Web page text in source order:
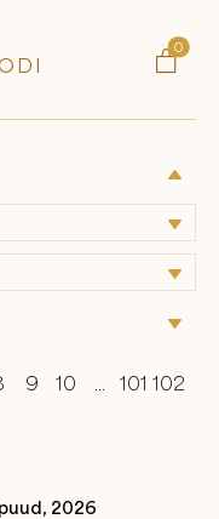
0

9 10 101 102
2026